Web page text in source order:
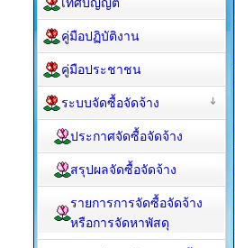
คู่มือปฏิบัติงาน
คู่มือประชาชน
ระบบจัดซื้อจัดจ้าง
ประกาศจัดซื้อจัดจ้าง
สรุปผลจัดซื้อจัดจ้าง
รายการการจัดซื้อจัดจ้าง
หรือการจัดหาพัสดุ